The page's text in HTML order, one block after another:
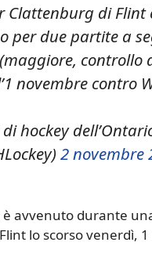
Clattenburg di Flint
per due partite a
controllo
novembre contro
hockey
2 novembre
è avvenuto durante
lo scorso venerdì,